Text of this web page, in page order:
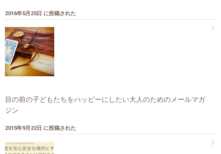
2016年5月25日 に投稿された
目の前の子どもたちをハッピーにしたい大人のためのメールマガ
ジン
2015年9月22日 に投稿された